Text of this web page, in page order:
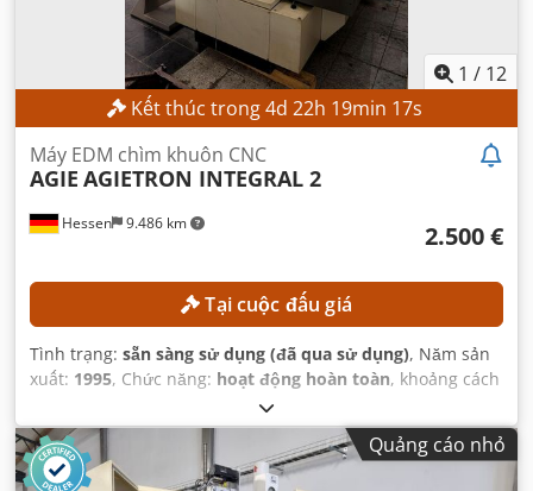
1 / 12
Kết thúc trong4d 22h 19min 15s
Hessen 9.486 km
Máy EDM chìm khuôn CNC
AGIE AGIETRON INTEGRAL 2
2.500 €
Tại cuộc đấu giá
Tình trạng: sẵn sàng sử dụng (đã qua sử dụng), Năm sản
xuất: 1995, Chức năng: hoạt động hoàn toàn, khoảng cách
, khoảng cách di chuyển trục Y:
250 mm, khoảng cách di chuyển trục Z:350 mm, trọng
lượng phôi (tối đa):
400 kg
, mô hình bộ điều khiển:
AGIEMATIC T
Quảng cáo nhỏ